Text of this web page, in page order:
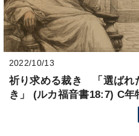
2022/10/13
祈り求める裁き 「選ばれ
き」 (ルカ福音書18:7) C年